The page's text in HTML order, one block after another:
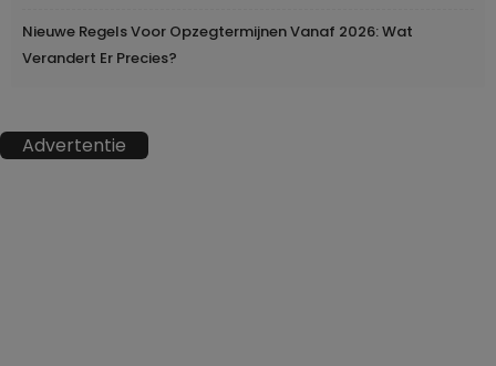
Nieuwe Regels Voor Opzegtermijnen Vanaf 2026: Wat
Verandert Er Precies?
Advertentie